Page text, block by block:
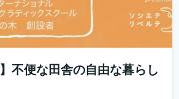
不便な田舎の自由な暮らし
時代」と言われ、SNSを通じて誰で
信できるようになってきました。 し
いる方も多いのではないでしょうか？